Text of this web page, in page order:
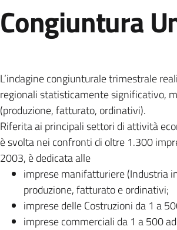
Congiuntura
L’indagine congiunturale trimestrale
regionali statisticamente significativo,
(produzione, fatturato, ordinativi).
Riferita ai principali settori di attività
è svolta nei confronti di oltre 1.300
2003, è dedicata alle
imprese manifatturiere (Industria
produzione, fatturato e ordinativi;
imprese delle Costruzioni da 1 a
imprese commerciali da 1 a 500